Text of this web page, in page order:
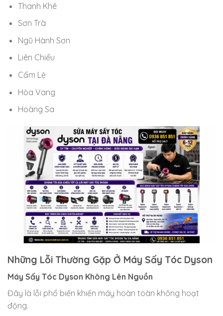
Thanh Khê
Sơn Trà
Ngũ Hành Sơn
Liên Chiểu
Cẩm Lệ
Hòa Vang
Hoàng Sa
Những Lỗi Thường Gặp Ở Máy Sấy Tóc Dyson
Máy Sấy Tóc Dyson Không Lên Nguồn
Đây là lỗi phổ biến khiến máy hoàn toàn không hoạt
động.